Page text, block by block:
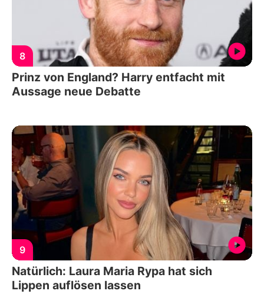
8
Prinz von England? Harry entfacht mit
Aussage neue Debatte
9
Natürlich: Laura Maria Rypa hat sich
Lippen auflösen lassen